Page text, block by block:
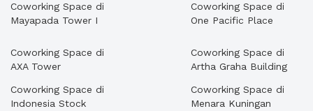
Coworking Space di
Mayapada Tower I
Coworking Space di
One Pacific Place
Coworking Space di
AXA Tower
Coworking Space di
Indonesia Stock
Coworking Space di
Artha Graha Building
Coworking Space di
Menara Kuningan